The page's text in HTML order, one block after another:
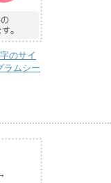
のサイ
ラムシー